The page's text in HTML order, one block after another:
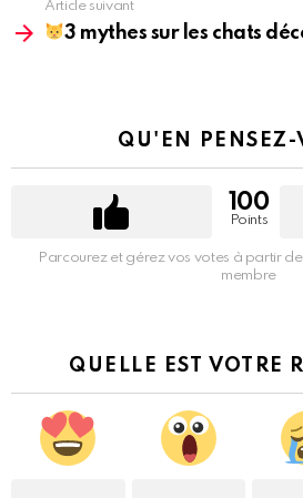
Article suivant
3 mythes sur les chats
QU'EN PENSEZ-
100
Points
Parcourez et gérez vos votes à partir
membre
QUELLE EST VOTRE